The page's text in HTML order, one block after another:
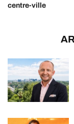
centre-ville